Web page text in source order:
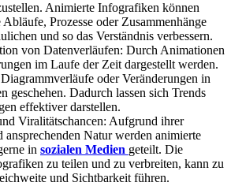
Animierte Infografiken können
Prozesse oder Zusammenhänge
und so das Verständnis verbessern.
von Datenverläufen: Durch Animationen
im Laufe der Zeit dargestellt werden.
oder Veränderungen in
geschehen. Dadurch lassen sich Trends
effektiver darstellen.
Viralitätschancen: Aufgrund ihrer
ansprechenden Natur werden animierte
in sozialen Medien geteilt. Die
zu teilen und zu verbreiten, kann zu
und Sichtbarkeit führen.